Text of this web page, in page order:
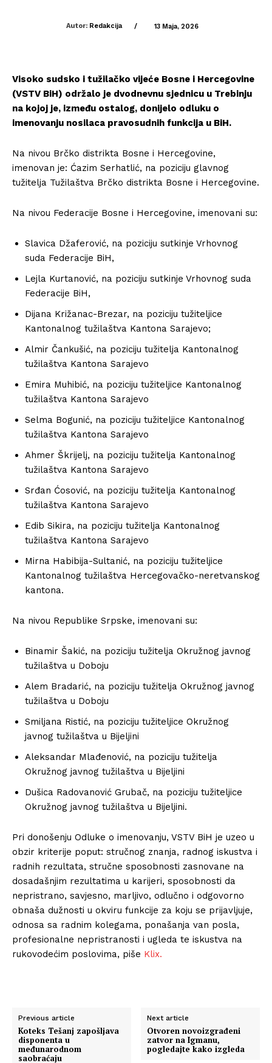
Autor: Redakcija / 13 Maja, 2026
Visoko sudsko i tužilačko vijeće Bosne i Hercegovine
(VSTV BiH) održalo je dvodnevnu sjednicu u Trebinju
na kojoj je, između ostalog, donijelo odluku o
imenovanju nosilaca pravosudnih funkcija u BiH.
Na nivou Brčko distrikta Bosne i Hercegovine,
imenovan je: Ćazim Serhatlić, na poziciju glavnog
tužitelja Tužilaštva Brčko distrikta Bosne i Hercegovine.
Na nivou Federacije Bosne i Hercegovine, imenovani su:
Slavica Džaferović, na poziciju sutkinje Vrhovnog
suda Federacije BiH,
Lejla Kurtanović, na poziciju sutkinje Vrhovnog suda
Federacije BiH,
Dijana Križanac-Brezar, na poziciju tužiteljice
Kantonalnog tužilaštva Kantona Sarajevo;
Almir Čankušić, na poziciju tužitelja Kantonalnog
tužilaštva Kantona Sarajevo
Emira Muhibić, na poziciju tužiteljice Kantonalnog
tužilaštva Kantona Sarajevo
Selma Bogunić, na poziciju tužiteljice Kantonalnog
tužilaštva Kantona Sarajevo
Ahmer Škrijelj, na poziciju tužitelja Kantonalnog
tužilaštva Kantona Sarajevo
Srđan Ćosović, na poziciju tužitelja Kantonalnog
tužilaštva Kantona Sarajevo
Edib Sikira, na poziciju tužitelja Kantonalnog
tužilaštva Kantona Sarajevo
Mirna Habibija-Sultanić, na poziciju tužiteljice
Kantonalnog tužilaštva Hercegovačko-neretvanskog
kantona.
Na nivou Republike Srpske, imenovani su:
Binamir Šakić, na poziciju tužitelja Okružnog javnog
tužilaštva u Doboju
Alem Bradarić, na poziciju tužitelja Okružnog javnog
tužilaštva u Doboju
Smiljana Ristić, na poziciju tužiteljice Okružnog
javnog tužilaštva u Bijeljini
Aleksandar Mlađenović, na poziciju tužitelja
Okružnog javnog tužilaštva u Bijeljini
Dušica Radovanović Grubač, na poziciju tužiteljice
Okružnog javnog tužilaštva u Bijeljini.
Pri donošenju Odluke o imenovanju, VSTV BiH je uzeo u
obzir kriterije poput: stručnog znanja, radnog iskustva i
radnih rezultata, stručne sposobnosti zasnovane na
dosadašnjim rezultatima u karijeri, sposobnosti da
nepristrano, savjesno, marljivo, odlučno i odgovorno
obnaša dužnosti u okviru funkcije za koju se prijavljuje,
odnosa sa radnim kolegama, ponašanja van posla,
profesionalne nepristranosti i ugleda te iskustva na
rukovodećim poslovima, piše Klix.
Previous article
Koteks Tešanj zapošljava
disponenta u
međunarodnom
saobraćaju
Next article
Otvoren novoizgrađeni
zatvor na Igmanu,
pogledajte kako izgleda